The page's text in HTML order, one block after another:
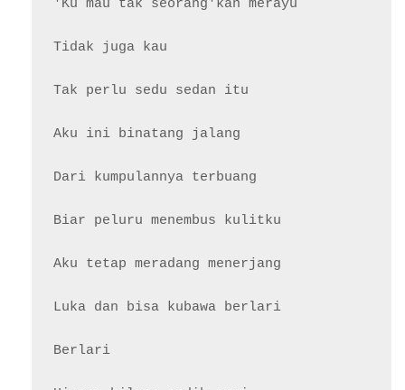
'Ku mau tak seorang'kan merayu
Tidak juga kau
Tak perlu sedu sedan itu
Aku ini binatang jalang
Dari kumpulannya terbuang
Biar peluru menembus kulitku
Aku tetap meradang menerjang
Luka dan bisa kubawa berlari
Berlari